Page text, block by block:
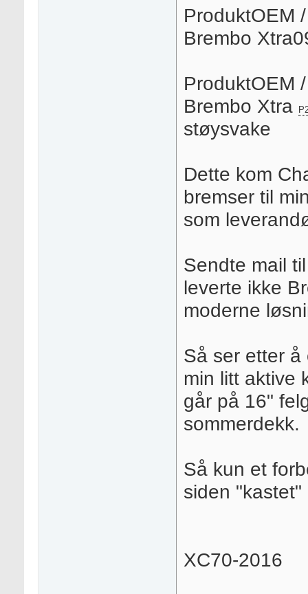
ProduktOEM
Brembo
ProduktOEM
Brembo Xtra
støysvake
Dette kom
bremser til
som
Sendte mail
leverte ikke
moderne
Så ser etter
min litt aktive
går på 16"
sommerdekk.
Så kun et
siden "kastet"
XC70-2016